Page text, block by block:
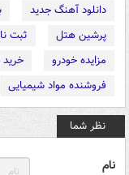
دانلود آهنگ جدید
پرشین هتل
ثبت
مزایده خودرو
فروشنده مواد شیمیایی
نظر شما
نام